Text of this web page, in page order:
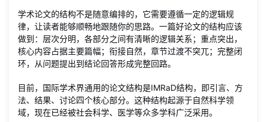
学术论文的结构不是随意编排的，它需要遵循一定的逻辑规
律，让读者能够顺畅地跟随你的思路。一篇好论文的结构应该
做到：层次分明，各部分之间有清晰的逻辑关系；重点突出，
核心内容占据主要篇幅；衔接自然，章节过渡不突兀；完整闭
环，从问题提出到结论回答形成完整回路。
目前，国际学术界通用的论文结构是IMRaD结构，即引言、方
法、结果、讨论四个核心部分。这种结构起源于自然科学领
域，现在已经被社会科学、医学等众多学科广泛采用。